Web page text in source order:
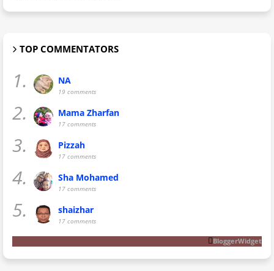
TOP COMMENTATORS
1. NA
19 comments
2. Mama Zharfan
17 comments
3. Pizzah
17 comments
4. Sha Mohamed
17 comments
5. shaizhar
17 comments
BloggerWidget